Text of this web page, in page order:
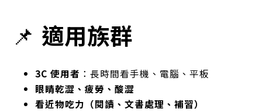
📌 適用族群
3C 使用者 ：長時間看手機、電腦、平板
眼睛乾澀、疲勞、酸澀
看近物吃力（閱讀、文書處理、補習）